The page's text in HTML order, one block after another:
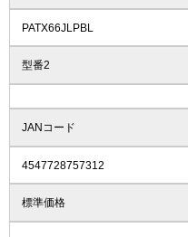
PATX66JLPBL
型番2
JANコード
4547728757312
標準価格